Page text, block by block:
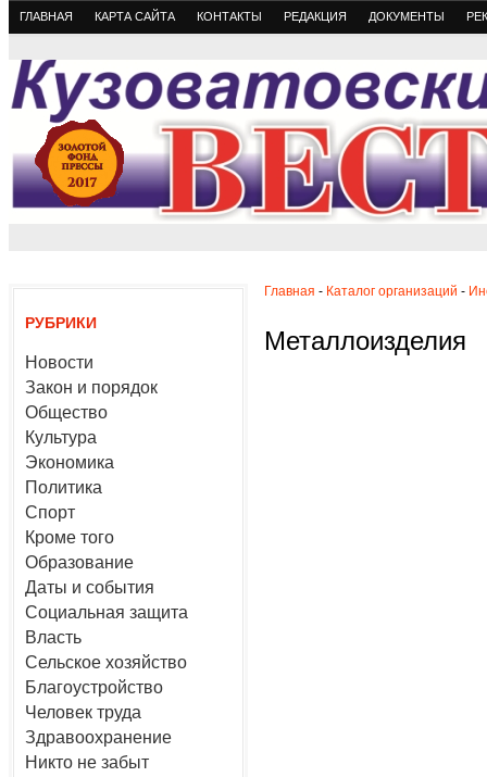
ГЛАВНАЯ КАРТА САЙТА КОНТАКТЫ РЕДАКЦИЯ ДОКУМЕНТЫ
РУБРИКИ
Новости
Закон и порядок
Общество
Культура
Экономика
Политика
Спорт
Кроме того
Образование
Даты и события
Социальная защита
Власть
Сельское хозяйство
Благоустройство
Человек труда
Здравоохранение
Никто не забыт
Главная - Каталог организаций -
Металлоизделия